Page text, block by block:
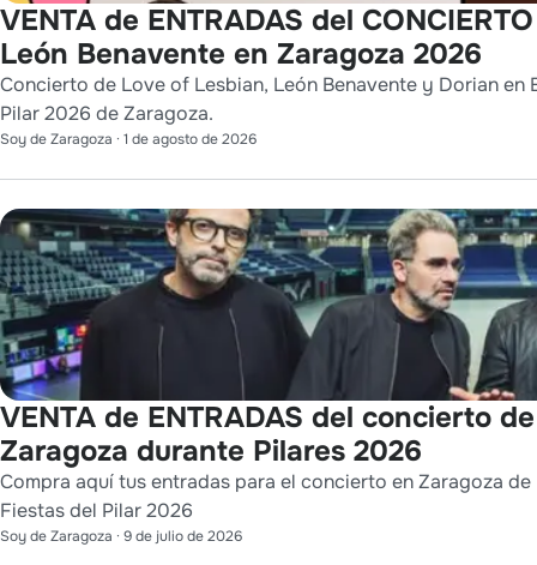
VENTA de ENTRADAS del
León Benavente en Zaragoza 2026
Concierto de Love of Lesbian, León Benavente y Dorian
Pilar 2026 de Zaragoza.
Soy de Zaragoza · 1 de agosto de 2026
VENTA de ENTRADAS del concierto
Zaragoza durante Pilares 2026
Compra aquí tus entradas para el concierto en Zaragoza
Fiestas del Pilar 2026
Soy de Zaragoza · 9 de julio de 2026